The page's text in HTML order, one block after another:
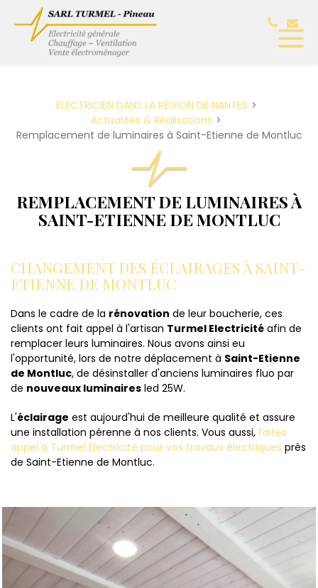
ÉLECTRICIEN DANS LA RÉGION DE NANTES
Actualités & Réalisations
Remplacement de luminaires à Saint-Etienne de Montluc
REMPLACEMENT DE LUMINAIRES À
SAINT-ETIENNE DE MONTLUC
CHANGEMENT DES ÉCLAIRAGES À SAINT-
ETIENNE DE MONTLUC
Dans le cadre de la rénovation de leur boucherie, ces
clients ont fait appel à l'artisan Turmel Electricité afin de
remplacer leurs luminaires. Nous avons ainsi eu
l'opportunité, lors de notre déplacement à Saint-Etienne
de Montluc, de désinstaller d'anciens luminaires fluo par
de nouveaux luminaires led 25W.
L'éclairage est aujourd'hui de meilleure qualité et assure
une installation pérenne à nos clients. Vous aussi, faites
appel à Turmel Electricité pour vos travaux électriques près
de Saint-Etienne de Montluc.
Panneau de gestion des cookies